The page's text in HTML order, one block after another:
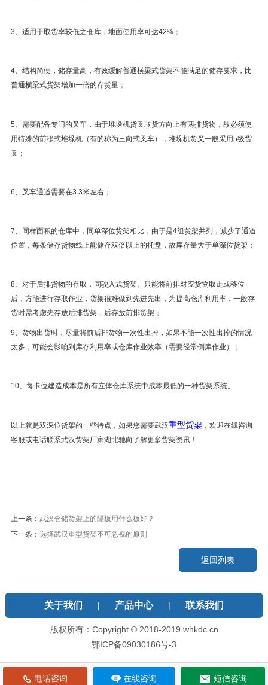
3、适用于取货率较低之仓库，地面使用率可达42%；
4、结构简便，储存量高，有效缓解普通横梁式货架不能满足的储存要求，比
普通横梁式货架增加一倍的存货量；
5、需要配备专门的叉车，由于堆垛机货叉取货方向上有两排货物，故必须使
用特殊的前移式堆垛机（有的称为三向式叉车），堆垛机货叉一般采用5级货
叉；
6、叉车通道需要在3.3米左右；
7、同样面积的仓库中，同单深位货架相比，由于是4组货架并列，减少了通道
位置，每条储存货物线上能储存双倍以上的托盘，故库存量大于单深位货架；
8、对于后排货物的存取，同驶入式货架。只能将前排对应货物取走或移位
后，方能进行存取作业，货架很难做到先进先出，为提高仓库利用率，一般存
货时需考虑先存放后排货架，后存放前排货架；
9、货物出货时，尽量将前后排货物一次性出掉，如果不能一次性出掉的情况
太多，可能会影响到库存利用率或仓库作业效率（需要经常倒库作业）；
10、每卡位建造成本是所有立体仓库系统中成本最低的一种货架系统。
以上就是双深位货架的一些特点，如果您需要武汉重型货架 ，欢迎在线咨询
客服或电话联系武汉货架厂家湖北驰向了解更多货架资讯！
上一条： 武汉仓储货架上的隔板用什么板好？
下一条： 选择武汉重型货架不可忽视的原则
返回列表
关于我们 | 产品中心 | 联系我们
版权所有：Copyright © 2018-2019 whkdc.cn
鄂ICP备09030186号-3
电话咨询 在线咨询 短信咨询